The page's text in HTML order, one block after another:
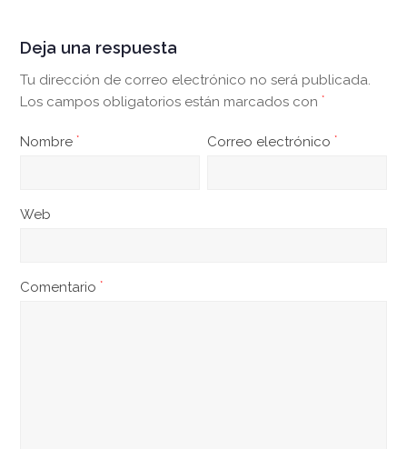
Deja una respuesta
Tu dirección de correo electrónico no será publicada.
Los campos obligatorios están marcados con*
Nombre* Correo electrónico*
Web
Comentario*